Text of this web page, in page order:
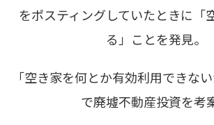
をポスティングしていたときに「
る」ことを発見。
「空き家を何とか有効利用できな
で廃墟不動産投資を考